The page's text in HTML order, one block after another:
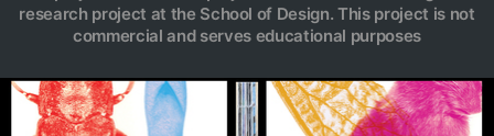
research project at the School of Design. This project is not
commercial and serves educational purposes